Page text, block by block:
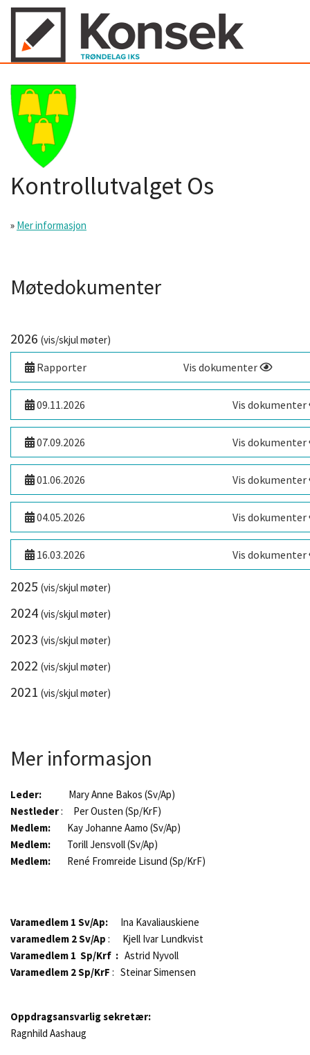
Kontrollutvalget Os
» Mer informasjon
Møtedokumenter
2026 (vis/skjul møter)
Rapporter Vis dokumenter
09.11.2026 Vis dokumenter
07.09.2026 Vis dokumenter
01.06.2026 Vis dokumenter
04.05.2026 Vis dokumenter
16.03.2026 Vis dokumenter
2025 (vis/skjul møter)
2024 (vis/skjul møter)
2023 (vis/skjul møter)
2022 (vis/skjul møter)
2021 (vis/skjul møter)
Mer informasjon
Leder:
Mary Anne Bakos (Sv/Ap)
Nestleder: Per Ousten (Sp/KrF)
Medlem:
Kay Johanne Aamo (Sv/Ap)
Medlem: Torill Jensvoll (Sv/Ap)
Medlem: René Fromreide Lisund (Sp/KrF)
Varamedlem 1 Sv/Ap:
Ina Kavaliauskiene
varamedlem 2 Sv/Ap : Kjell Ivar Lundkvist
Varamedlem 1 Sp/Krf : Astrid Nyvoll
Varamedlem 2 Sp/KrF : Steinar Simensen
Oppdragsansvarlig sekretær:
Ragnhild Aashaug